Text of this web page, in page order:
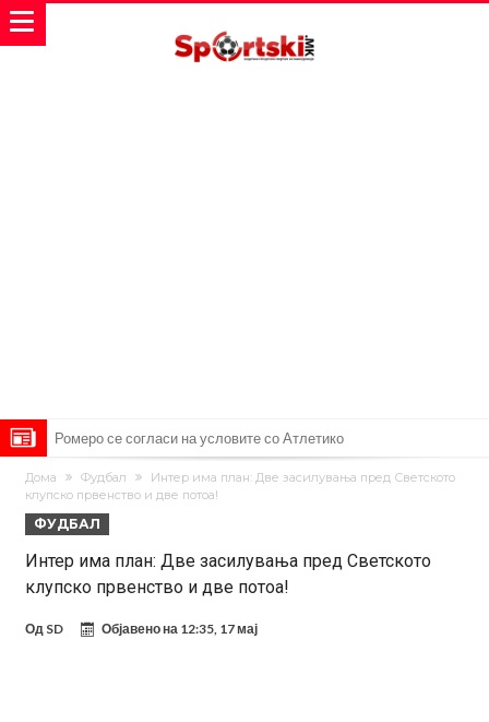
Ромеро се согласи на условите со Атлетико
Арсенал со 138 милиони евра тргнува по ѕвездата на Серија А?
Мурињо воведува строга дисциплина во Реал Мадрид: Ова се
Барселона!
Тикет на денот (сабота, 08.08.2026)
Судење за смртта на Марадона: Откриени нови детали
Дома Фудбал
Интер има план: Две засилувања пред Светското
клупско првенство и две потоа!
ФУДБАЛ
Интер има план: Две засилувања пред Светското
клупско првенство и две потоа!
Од SD Објавено на 12:35, 17 мај